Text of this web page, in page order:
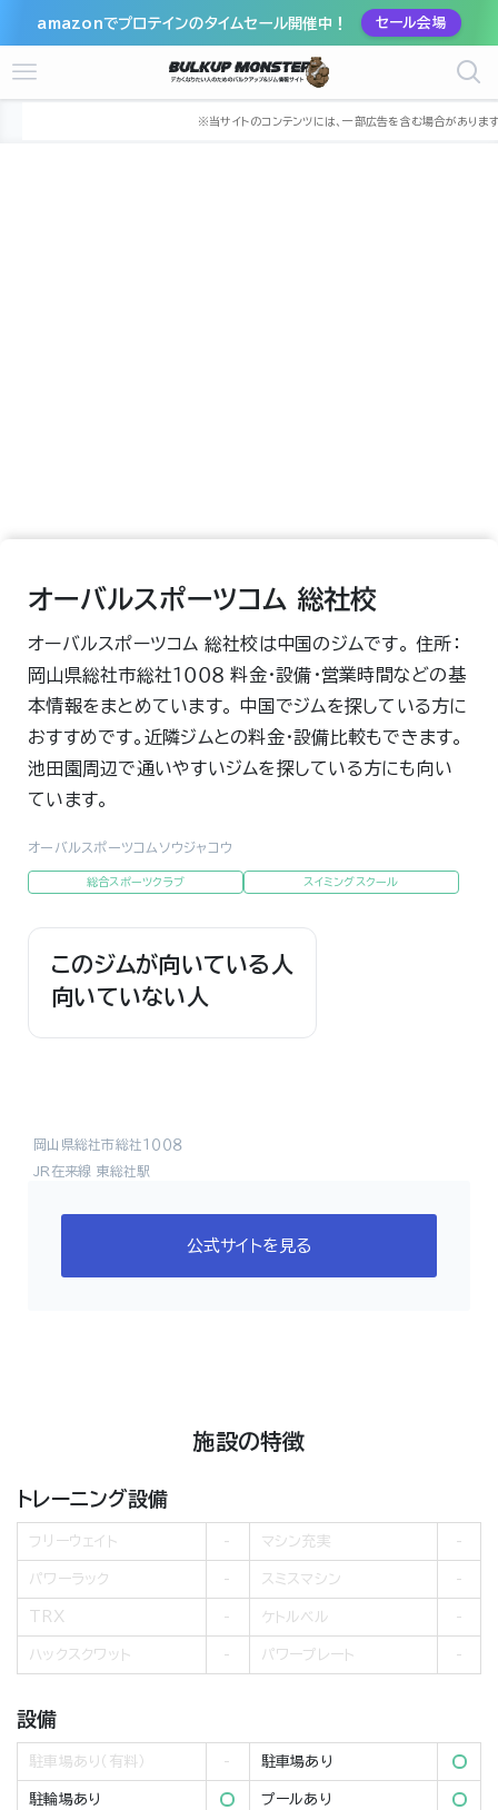
amazonでプロテインのタイムセール開催中！ セール会場
岡山県 総社市
オーバルスポーツコム 総社校
オーバルスポーツコム 総社校は中国のジムです。 住所：
岡山県総社市総社１００８ 料金・設備・営業時間などの基
本情報をまとめています。 中国でジムを探している方に
おすすめです。近隣ジムとの料金・設備比較もできます。
池田園周辺で通いやすいジムを探している方にも向い
ています。
オーバルスポーツコムソウジャコウ
総合スポーツクラブ スイミングスクール
このジムが向いている人
向いていない人
岡山県総社市総社１００８
JR在来線 東総社駅
公式サイトを見る
施設の特徴
トレーニング設備
フリーウェイト マシン充実
パワーラック スミスマシン
TRX ケトルベル
ハックスクワット パワープレート
設備
駐車場あり（有料） 駐車場あり
駐輪場あり プールあり